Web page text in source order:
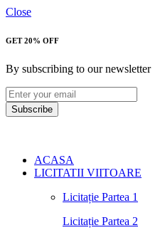
Close
GET 20% OFF
By subscribing to our newsletter
Subscribe
ACASA
LICITATII VIITOARE
Licitație Partea 1
Licitație Partea 2